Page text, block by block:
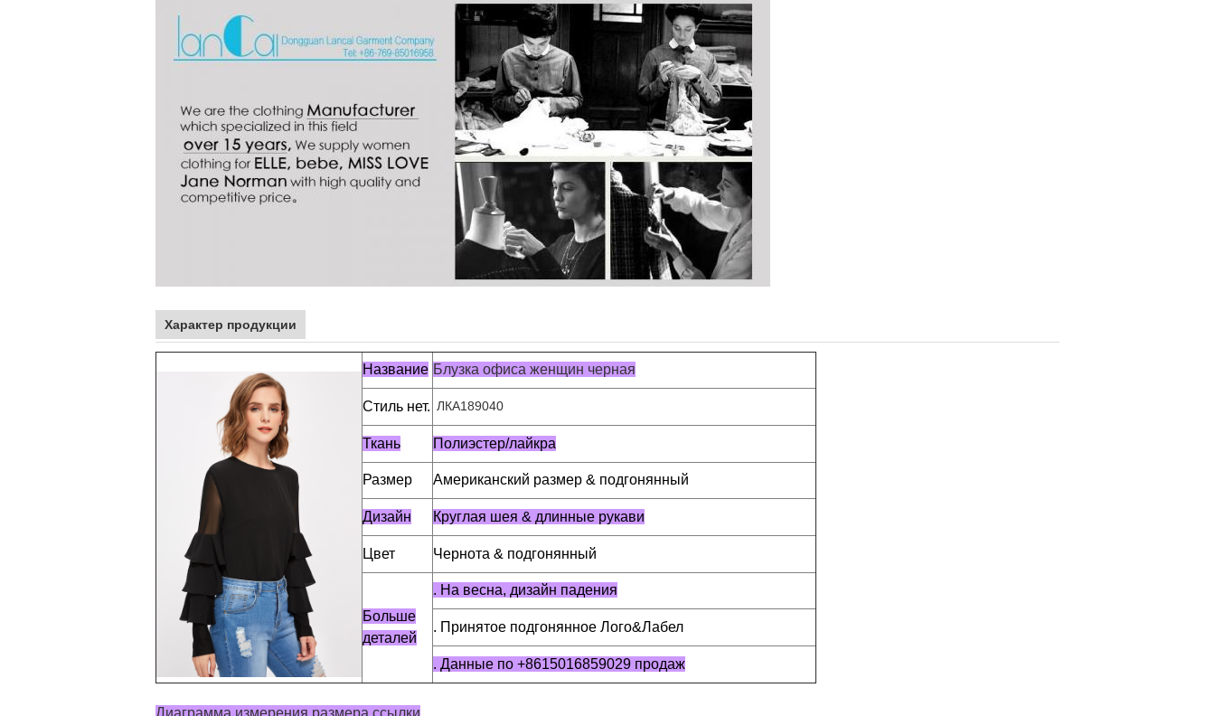
Характер продукции
Название Блузка офиса женщин черная
Стиль нет. ЛКА189040
Ткань Полиэстер/лайкра
Размер Американский размер & подгонянный
Дизайн Круглая шея & длинные рукави
Цвет Чернота & подгонянный
Больше
деталей
. На весна, дизайн падения
. Принятое подгонянное Лого&Лабел
. Данные по +8615016859029 продаж
Диаграмма измерения размера ссылки